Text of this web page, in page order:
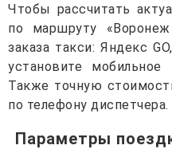
Чтобы рассчитать
по маршруту
заказа такси: Яндекс
установите
Также точную
по телефону диспетчера.
Параметры